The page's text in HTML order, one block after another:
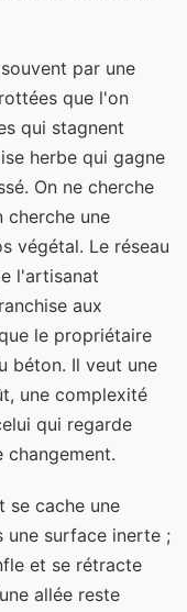
par une
que l'on
qui stagnent
herbe qui gagne
On ne cherche
cherche une
végétal. Le réseau
l'artisanat
aux
le propriétaire
béton. Il veut une
une complexité
qui regarde
changement.
se cache une
une surface inerte ;
et se rétracte
allée reste